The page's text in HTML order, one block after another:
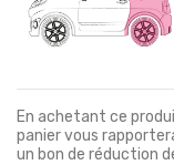
En achetant ce
panier vous
un bon de réduction